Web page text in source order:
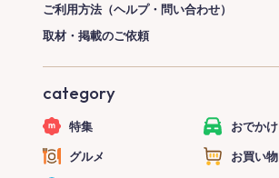
ご利用方法（ヘルプ・問い合わせ）
取材・掲載のご依頼
category
特集 おでかけ
グルメ お買い物